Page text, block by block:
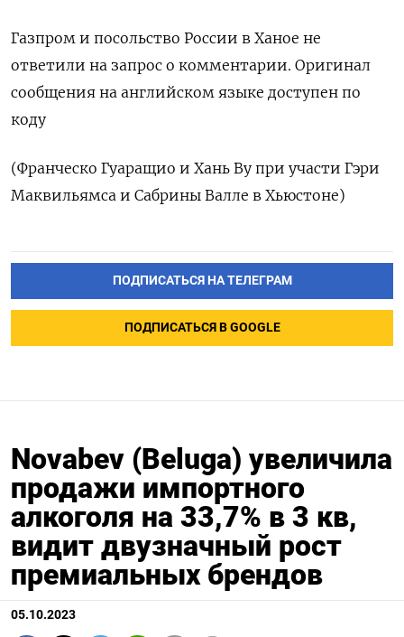
Газпром и посольство России в Ханое не
ответили на запрос о комментарии. Оригинал
сообщения на английском языке доступен по
коду
(Франческо Гуаращио и Хань Ву при участи Гэри
Маквильямса и Сабрины Валле в Хьюстоне)
ПОДПИСАТЬСЯ НА ТЕЛЕГРАМ
ПОДПИСАТЬСЯ В GOOGLE
Novabev (Beluga) увеличила
продажи импортного
алкоголя на 33,7% в 3 кв,
видит двузначный рост
премиальных брендов
05.10.2023